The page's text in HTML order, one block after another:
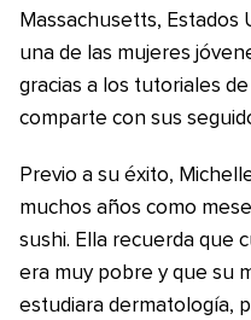
Massachusetts, Estados
una de las mujeres
gracias a los tutoriales
comparte con sus
Previo a su éxito,
muchos años como
sushi. Ella recuerda que
era muy pobre y que su
estudiara dermatología,